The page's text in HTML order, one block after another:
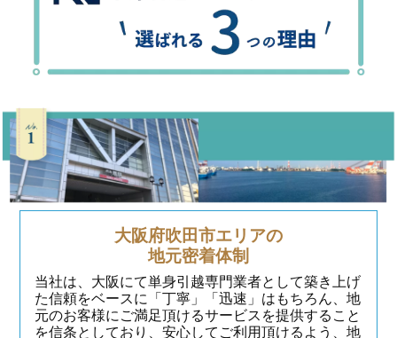
大阪府吹田市エリアの
地元密着体制
当社は、大阪にて単身引越専門業者として築き上げ
た信頼をベースに「丁寧」「迅速」はもちろん、地
元のお客様にご満足頂けるサービスを提供すること
を信条としており、安心してご利用頂けるよう、地